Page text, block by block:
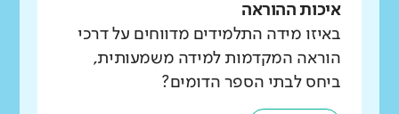
איכות ההוראה
באיזו מידה התלמידים מדווחים על דרכי
הוראה המקדמות למידה משמעותית,
ביחס לבתי הספר הדומים?